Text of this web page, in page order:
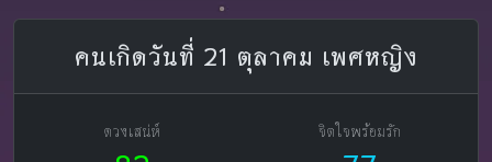
คนเกิดวันที่ 21 ตุลาคม เพศหญิง
ดวงเสน่ห์ จิตใจพร้อมรัก